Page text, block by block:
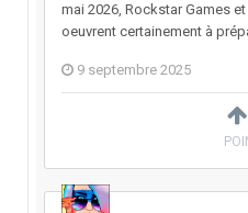
mai 2026, Rockstar Games
oeuvrent certainement à
9 septembre 2025